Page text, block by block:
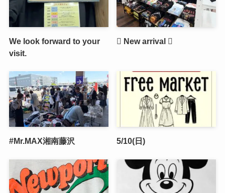
We look forward to your
visit.
🫟 New arrival 🫟
#Mr.MAX湘南藤沢 5/10(日)